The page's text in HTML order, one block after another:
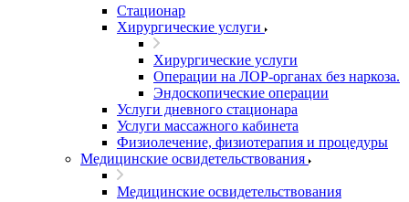
Стационар
Хирургические услуги
Хирургические услуги
Операции на ЛОР-органах без наркоза.
Эндоскопические операции
Услуги дневного стационара
Услуги массажного кабинета
Физиолечение, физиотерапия и процедуры
Медицинские освидетельствования
Медицинские освидетельствования